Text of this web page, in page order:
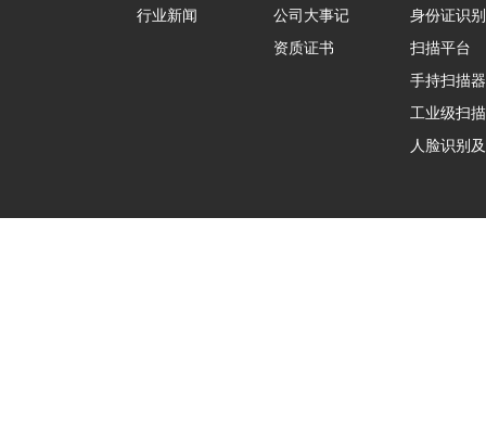
行业新闻
公司大事记
资质证书
身份证识
扫描平台
手持扫描器
工业级扫描
人脸识别